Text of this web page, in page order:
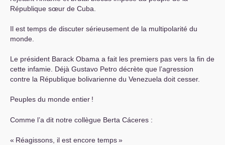
République sœur de Cuba.
Il est temps de discuter sérieusement de la multipolarité du
monde.
Le président Barack Obama a fait les premiers pas vers la fin de
cette infamie. Déjà Gustavo Petro décrète que l’agression
contre la République bolivarienne du Venezuela doit cesser.
Peuples du monde entier !
Comme l’a dit notre collègue Berta Cáceres :
« Réagissons, il est encore temps»